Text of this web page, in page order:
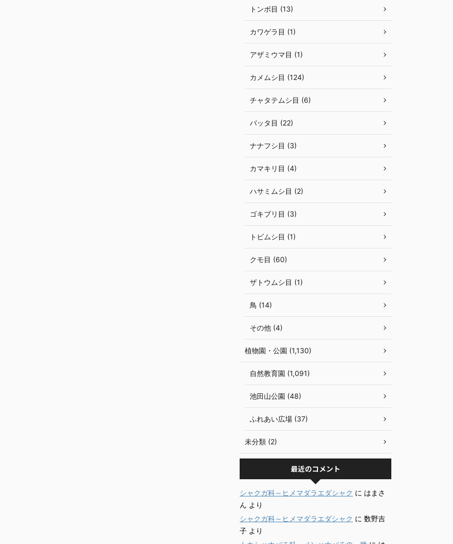
トンボ目 (13)
カワゲラ目 (1)
アザミウマ目 (1)
カメムシ目 (124)
チャタテムシ目 (6)
バッタ目 (22)
ナナフシ目 (3)
カマキリ目 (4)
ハサミムシ目 (2)
ゴキブリ目 (3)
トビムシ目 (1)
クモ目 (60)
ザトウムシ目 (1)
鳥 (14)
その他 (4)
植物園・公園 (1,130)
自然教育園 (1,091)
池田山公園 (48)
ふれあい広場 (37)
未分類 (2)
最近のコメント
シャクガ科～ヒメマダラエダシャク に はまさ
ん より
シャクガ科～ヒメマダラエダシャク に 数野吉
子 より